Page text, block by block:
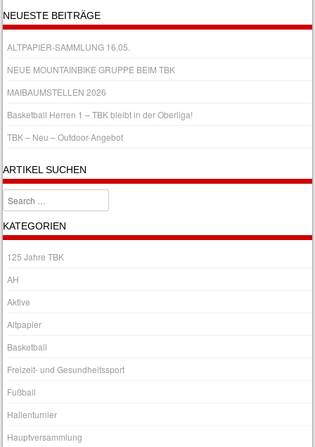
NEUESTE BEITRÄGE
ALTPAPIER-SAMMLUNG 16.05.
NEUE MOUNTAINBIKE GRUPPE BEIM TBK
MAIBAUMSTELLEN 2026
Basketball Herren 1 – TBK bleibt in der Oberliga!
TBK – Neu – Outdoor-Angebot
ARTIKEL SUCHEN
Search
KATEGORIEN
125 Jahre TBK
AH
Aktive
Altpapier
Basketball
Freizeit- und Gesundheitssport
Fußball
Hallenturnier
Hauptversammlung